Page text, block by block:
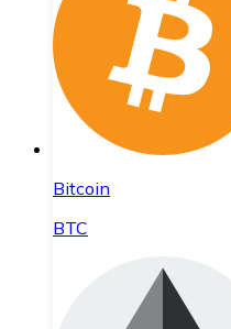
Bitcoin
BTC